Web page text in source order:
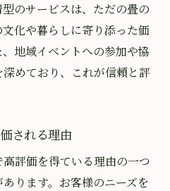
のサービスは、ただの畳の
化や暮らしに寄り添った価
地域イベントへの参加や協
めており、これが信頼と評
される理由
評価を得ている理由の一つ
ります。お客様のニーズを